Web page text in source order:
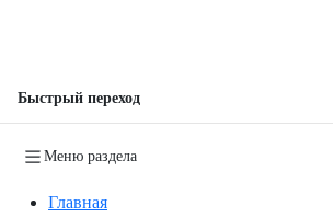
Быстрый переход
Меню раздела
Главная